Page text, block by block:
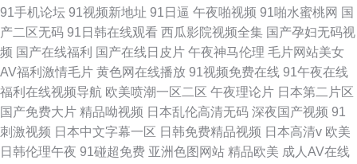
91手机论坛 91视频新地址 91日逼 午夜啪视频 91啪水蜜桃网 国
产二区无码 91日韩在线观看 西瓜影院视频全集 国产孕妇无码视
频 国产在线福利 国产在线日皮片 午夜神马伦理 毛片网站美女
AV福利激情毛片 黄色网在线播放 91视频免费在线 91午夜在线
福利在线视频导航 欧美喷潮一区二区 午夜理论片 日本第二片区
国产免费大片 精品呦视频 日本乱伦高清无码 深夜国产视频 91
刺激视频 日本中文字幕一区 日韩免费精品视频 日本高清v 欧美
日韩伦理午夜 91碰超免费 亚洲色图网站 精品欧美 成人AV在线